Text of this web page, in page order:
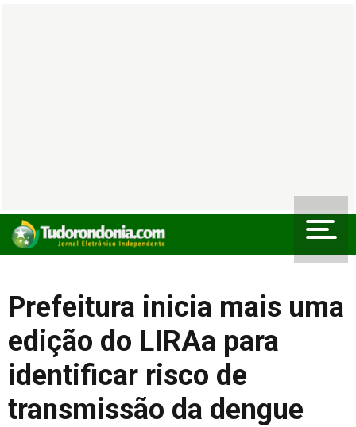
Prefeitura inicia mais uma
edição do LIRAa para
identificar risco de
transmissão da dengue